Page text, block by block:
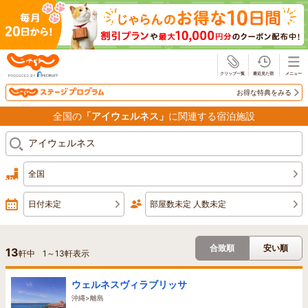
お得な特典をみる
全国の 「アイウェルネス」 に関連する宿泊施設
全国
日付未定 部屋数未定 人数未定
13軒中 1 ～13軒表示
合致順 安い順
ウェルネスヴィラブリッサ
沖縄>離島